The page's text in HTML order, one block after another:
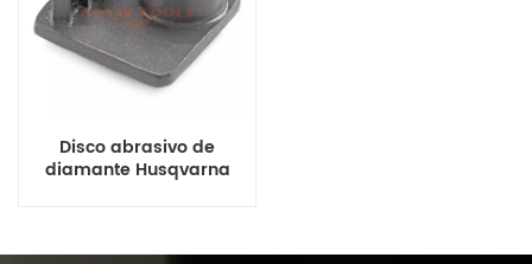
Disco abrasivo de
diamante Husqvarna